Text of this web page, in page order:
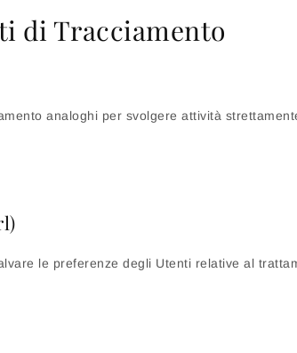
di Tracciamento
analoghi per svolgere attività
le preferenze degli Utenti relative al